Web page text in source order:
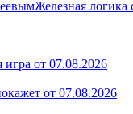
Железная
игра от 07.08.2026
от 07.08.2026